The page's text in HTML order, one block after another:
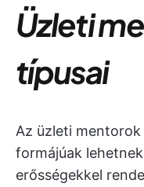
Üzleti
típusai
Az üzleti
formájúak
erősségekkel